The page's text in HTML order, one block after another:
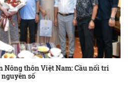
Nông thôn Việt Nam: Cầu nối tri
số